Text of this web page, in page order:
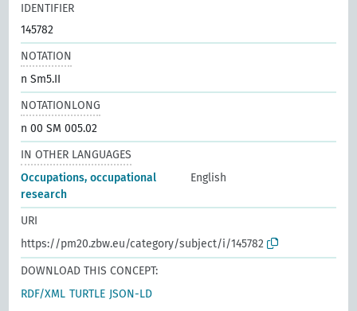
IDENTIFIER
145782
NOTATION
n Sm5.II
NOTATIONLONG
n 00 SM 005.02
IN OTHER LANGUAGES
Occupations, occupational
research
English
URI
https://pm20.zbw.eu/category/subject/i/145782
DOWNLOAD THIS CONCEPT:
RDF/XML TURTLE JSON-LD